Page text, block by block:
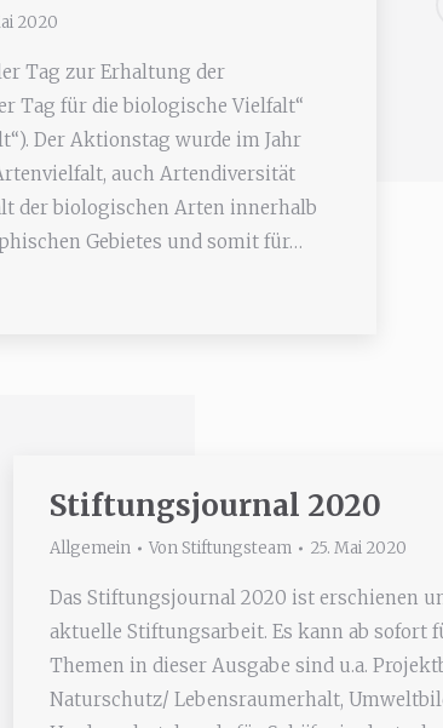
2020
Tag zur Erhaltung der
Tag für die biologische Vielfalt“
Der Aktionstag wurde im Jahr
auch Artendiversität
der biologischen Arten innerhalb
Gebietes und somit für…
Stiftungsjournal 2020
Allgemein Von Stiftungsteam 25. Mai 2020
Das Stiftungsjournal 2020 ist erschienen
aktuelle Stiftungsarbeit. Es kann ab sofort
Themen in dieser Ausgabe sind u.a.
Naturschutz/ Lebensraumerhalt,